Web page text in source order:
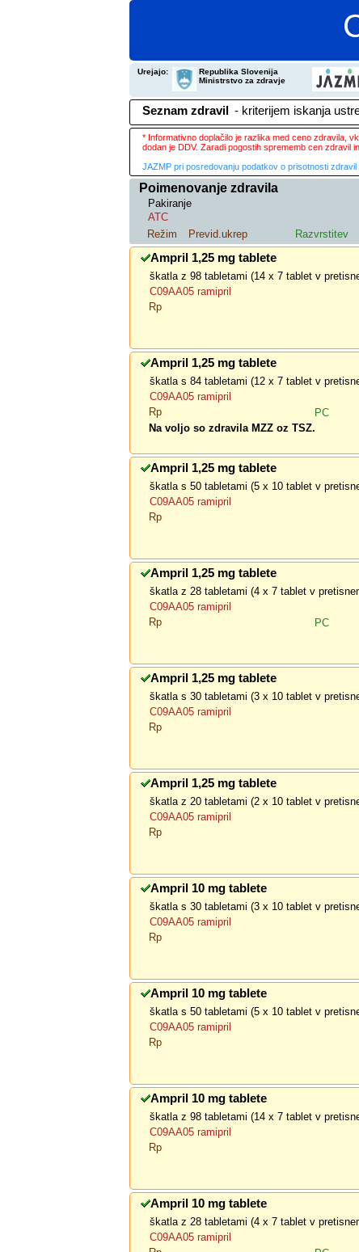
Urejajo:
Republika Slovenija
Ministrstvo za zdravje
Seznam zdravil - kriterijem iskanja
* Informativno doplačilo je razlika med ceno zdravila,
dodan je DDV. Zaradi pogostih sprememb cen zdravil
JAZMP pri posredovanju podatkov o prisotnosti
Poimenovanje zdravila
Pakiranje
ATC
Režim
Previd.ukrep Razvrstitev
Ampril 1,25 mg tablete
škatla z 98 tabletami (14 x 7 tablet v
C09AA05 ramipril
Rp
Ampril 1,25 mg tablete
škatla s 84 tabletami (12 x 7 tablet v
C09AA05 ramipril
Rp
PC
Na voljo so zdravila MZZ oz TSZ.
Ampril 1,25 mg tablete
škatla s 50 tabletami (5 x 10 tablet v
C09AA05 ramipril
Rp
Ampril 1,25 mg tablete
škatla z 28 tabletami (4 x 7 tablet v
C09AA05 ramipril
Rp
PC
Ampril 1,25 mg tablete
škatla s 30 tabletami (3 x 10 tablet v
C09AA05 ramipril
Rp
Ampril 1,25 mg tablete
škatla z 20 tabletami (2 x 10 tablet v
C09AA05 ramipril
Rp
Ampril 10 mg tablete
škatla s 30 tabletami (3 x 10 tablet v
C09AA05 ramipril
Rp
Ampril 10 mg tablete
škatla s 50 tabletami (5 x 10 tablet v
C09AA05 ramipril
Rp
Ampril 10 mg tablete
škatla z 98 tabletami (14 x 7 tablet v
C09AA05 ramipril
Rp
Ampril 10 mg tablete
škatla z 28 tabletami (4 x 7 tablet v
C09AA05 ramipril